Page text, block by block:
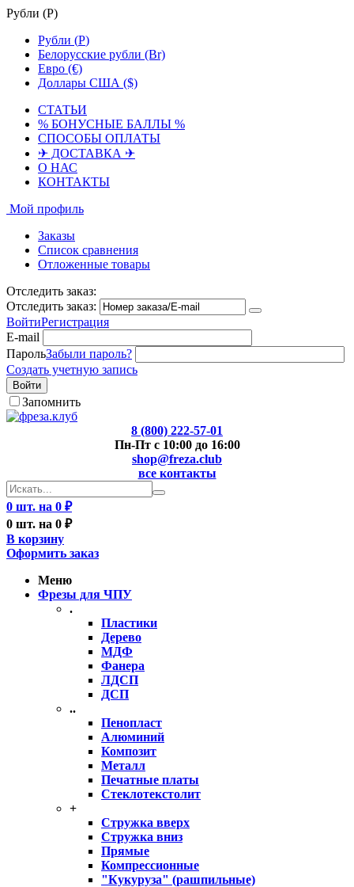
Рубли (Р)
Рубли (Р)
Белорусские рубли (Br)
Евро (€)
Доллары США ($)
СТАТЬИ
% БОНУСНЫЕ БАЛЛЫ %
СПОСОБЫ ОПЛАТЫ
✈ ДОСТАВКА ✈
О НАС
КОНТАКТЫ
Мой профиль
Заказы
Список сравнения
Отложенные товары
Отследить заказ:
Отследить заказ:
ВойтиРегистрация
E-mail
ПарольЗабыли пароль?
Создать учетную запись
Войти
Запомнить
8 (800) 222-57-01
Пн-Пт с 10:00 до 16:00
shop@freza.club
все контакты
0 шт. на 0 ₽
0 шт. на 0 ₽
В корзину
Оформить заказ
Меню
Фрезы для ЧПУ
.
Пластики
Дерево
МДФ
Фанера
ЛДСП
ДСП
..
Пенопласт
Алюминий
Композит
Металл
Печатные платы
Стеклотекстолит
+
Стружка вверх
Стружка вниз
Прямые
Компрессионные
"Кукуруза" (рашпильные)